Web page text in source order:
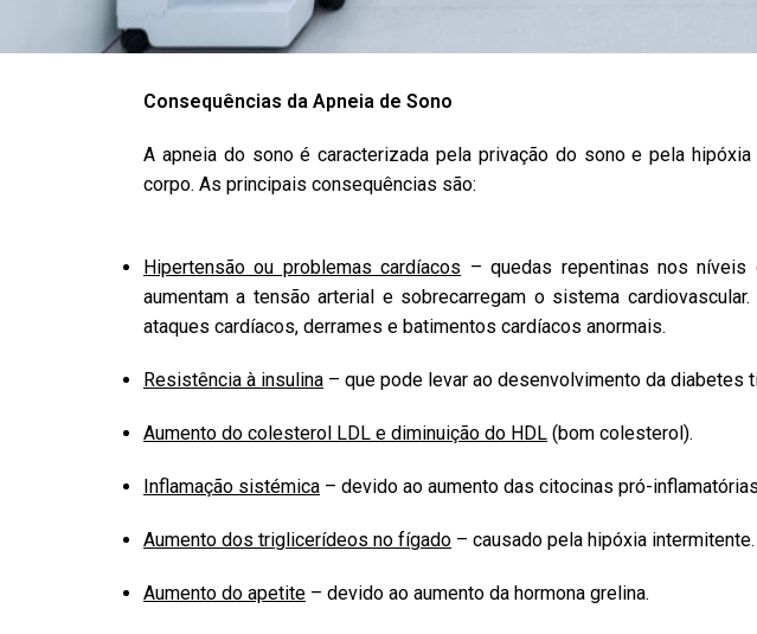
Consequências da Apneia de Sono
A apneia do sono é caracterizada pela privação do sono e pela
corpo. As principais consequências são:
Hipertensão ou problemas cardíacos – quedas repentinas nos
aumentam a tensão arterial e sobrecarregam o sistema
ataques cardíacos, derrames e batimentos cardíacos anormais.
Resistência à insulina – que pode levar ao desenvolvimento da diabetes
Aumento do colesterol LDL e diminuição do HDL (bom colesterol).
Inflamação sistémica – devido ao aumento das citocinas pró-
Aumento dos triglicerídeos no fígado – causado pela hipóxia intermitente.
Aumento do apetite – devido ao aumento da hormona grelina.